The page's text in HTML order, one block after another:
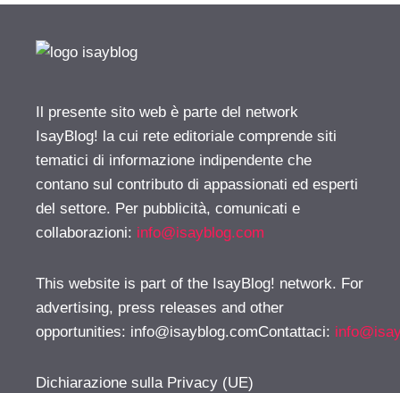
Il presente sito web è parte del network
IsayBlog! la cui rete editoriale comprende siti
tematici di informazione indipendente che
contano sul contributo di appassionati ed esperti
del settore. Per pubblicità, comunicati e
collaborazioni: info@isayblog.com
This website is part of the IsayBlog! network. For
advertising, press releases and other
opportunities: info@isayblog.comContattaci:
Dichiarazione sulla Privacy (UE)